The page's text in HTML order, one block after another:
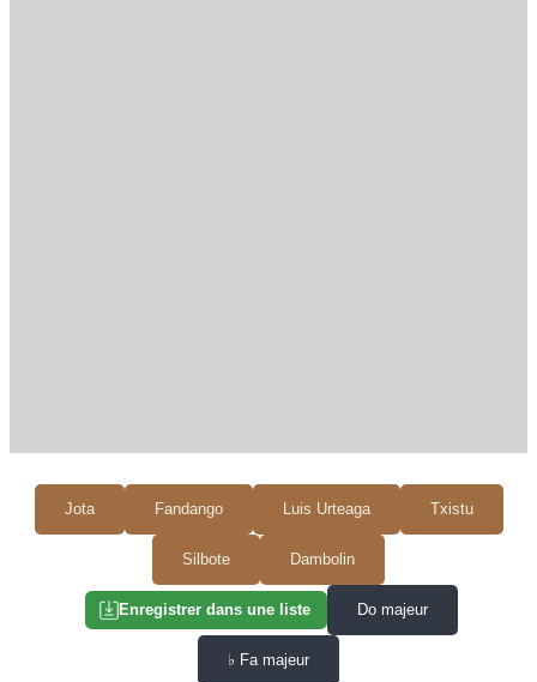
Jota Fandango Luis Urteaga Txistu
Silbote Dambolin
Enregistrer dans une liste Do majeur
♭ Fa majeur